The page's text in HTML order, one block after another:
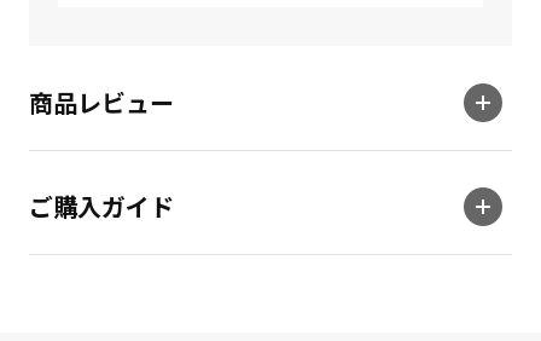
商品レビュー
ご購入ガイド